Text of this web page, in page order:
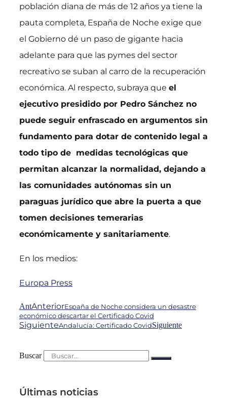
población diana de más de 12 años ya tiene la
pauta completa, España de Noche exige que
el Gobierno dé un paso de gigante hacia
adelante para que las pymes del sector
recreativo se suban al carro de la recuperación
económica. Al respecto, subraya que el
ejecutivo presidido por Pedro Sánchez no
puede seguir enfrascado en argumentos sin
fundamento para dotar de contenido legal a
todo tipo de medidas tecnológicas que
permitan alcanzar la normalidad, dejando a
las comunidades autónomas sin un
paraguas jurídico que abre la puerta a que
tomen decisiones temerarias
económicamente y sanitariamente.
En los medios:
Europa Press
AntAnteriorEspaña de Noche considera un desastre
económico descartar el Certificado Covid
SiguienteAndalucía: Certificado CovidSiguiente
Buscar
Últimas noticias